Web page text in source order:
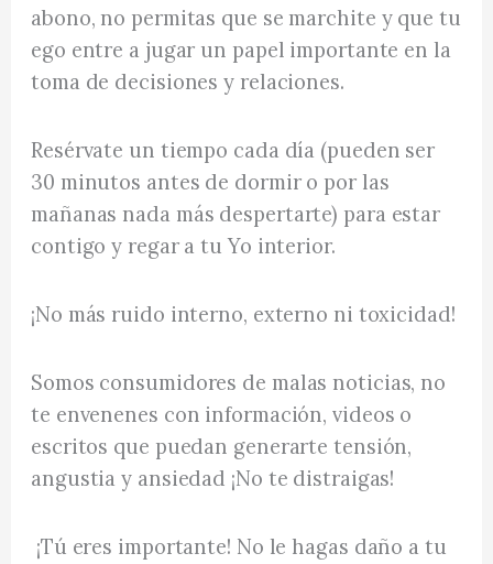
abono, no permitas que se marchite y que tu
ego entre a jugar un papel importante en la
toma de decisiones y relaciones.
Resérvate un tiempo cada día (pueden ser
30 minutos antes de dormir o por las
mañanas nada más despertarte) para estar
contigo y regar a tu Yo interior.
¡No más ruido interno, externo ni toxicidad!
Somos consumidores de malas noticias, no
te envenenes con información, videos o
escritos que puedan generarte tensión,
angustia y ansiedad ¡No te distraigas!
¡Tú eres importante! No le hagas daño a tu